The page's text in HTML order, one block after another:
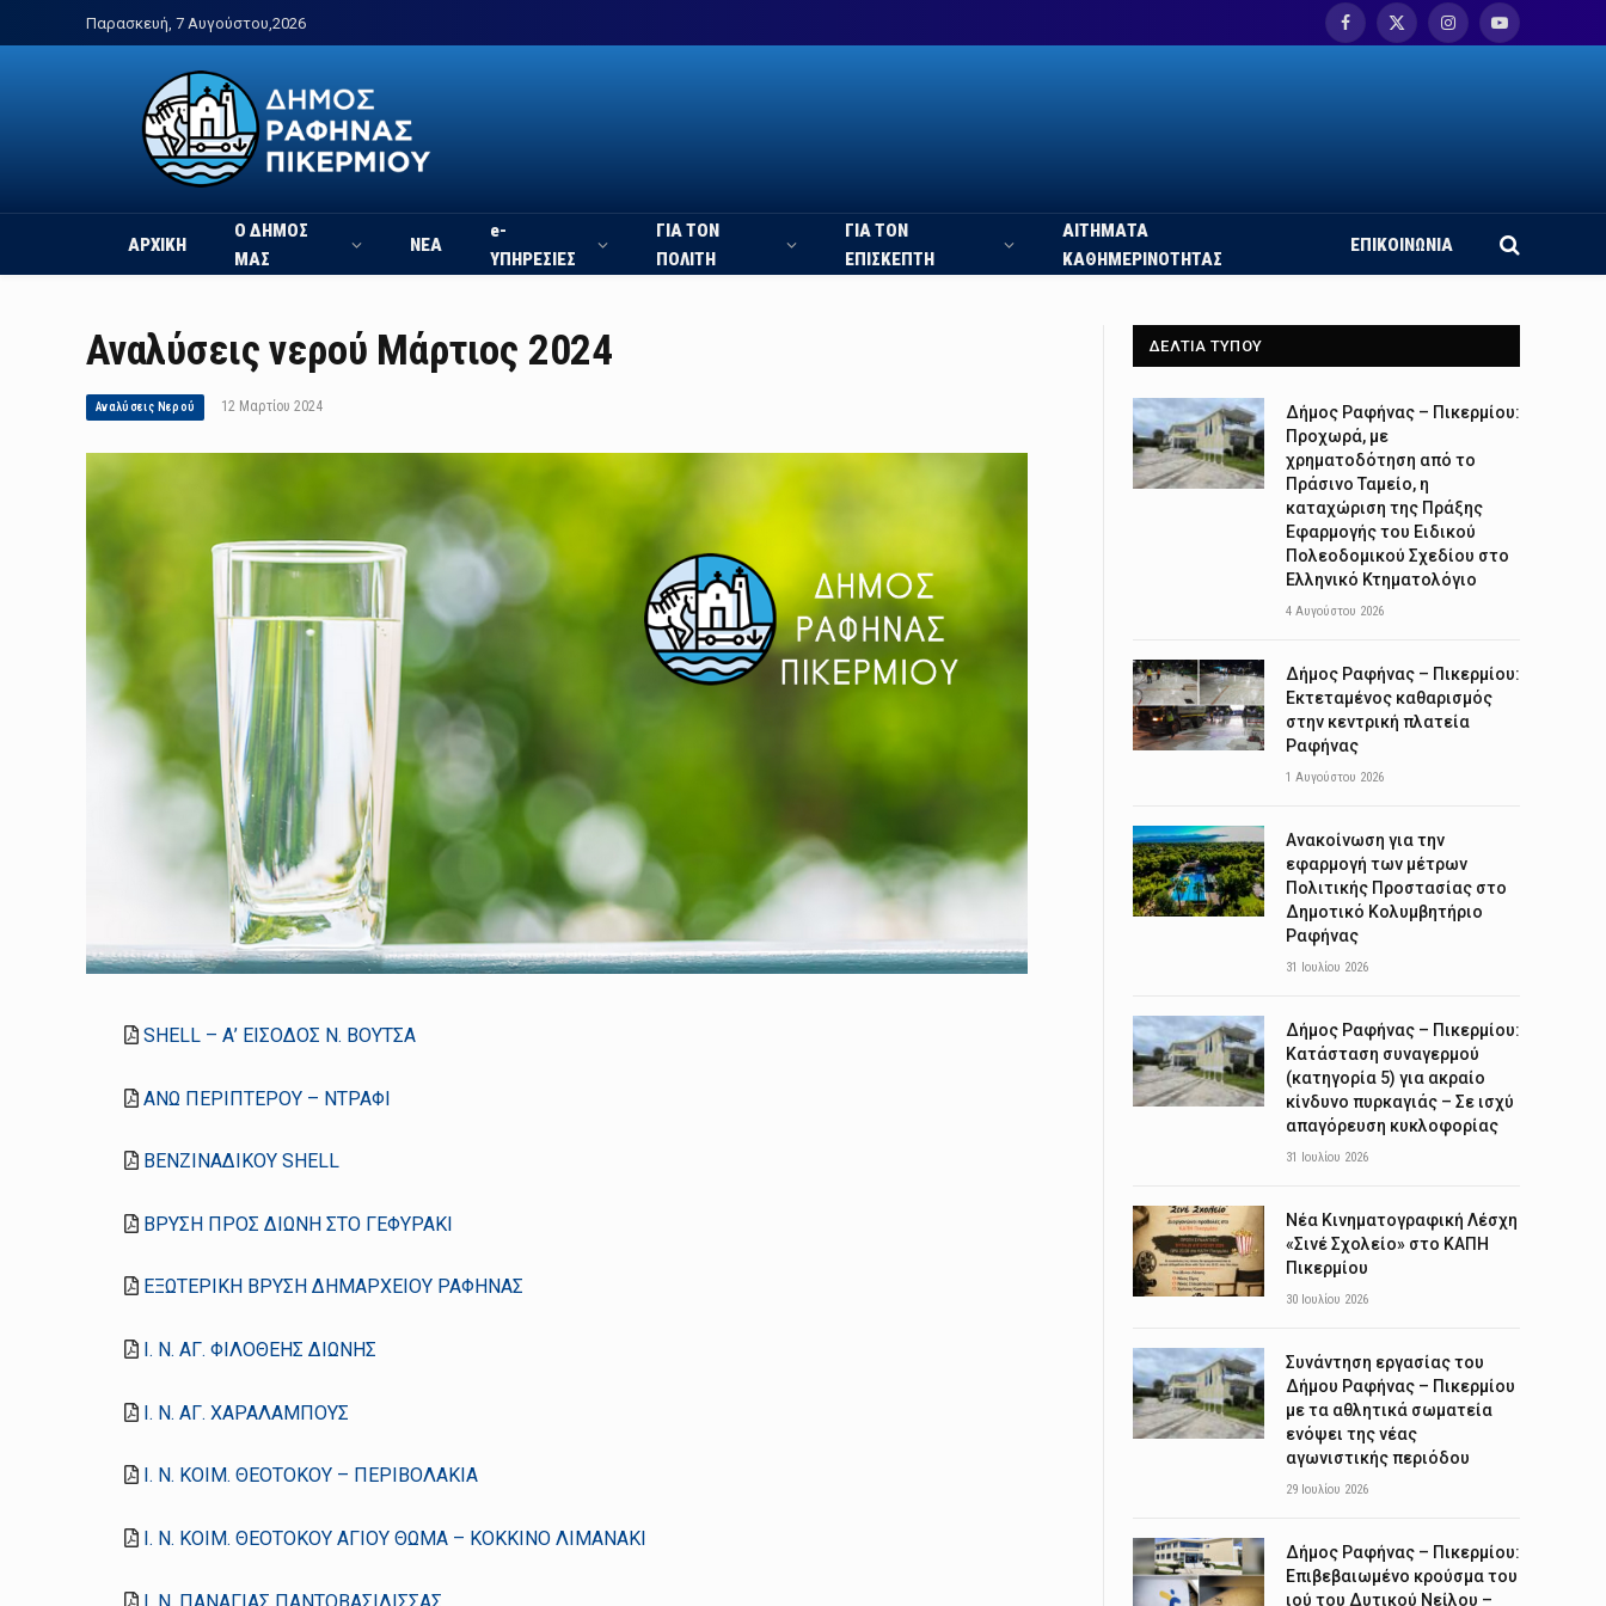
Παρασκευή, 7 Αυγούστου,2026
Facebook
X
InstagramYouTube
ΑΡΧΙΚΗ
Ο ΔΗΜΟΣ
ΜΑΣ
ΝΕΑ
e-
ΥΠΗΡΕΣΙΕΣ
ΓΙΑ ΤΟΝ
ΠΟΛΙΤΗ
ΓΙΑ ΤΟΝ
ΕΠΙΣΚΕΠΤΗ
ΑΙΤΗΜΑΤΑ
ΚΑΘΗΜΕΡΙΝΟΤΗΤΑΣ
ΕΠΙΚΟΙΝΩΝΙΑ
Αναλύσεις νερού Μάρτιος 2024
Αναλύσεις Νερού 12 Μαρτίου 2024
SHELL – Α’ ΕΙΣΟΔΟΣ Ν. ΒΟΥΤΣΑ
ΑΝΩ ΠΕΡΙΠΤΕΡΟΥ – ΝΤΡΑΦΙ
ΒΕΝΖΙΝΑΔΙΚΟΥ SHELL
ΒΡΥΣΗ ΠΡΟΣ ΔΙΩΝΗ ΣΤΟ ΓΕΦΥΡΑΚΙ
ΕΞΩΤΕΡΙΚΗ ΒΡΥΣΗ ΔΗΜΑΡΧΕΙΟΥ ΡΑΦΗΝΑΣ
Ι. Ν. ΑΓ. ΦΙΛΟΘΕΗΣ ΔΙΩΝΗΣ
Ι. Ν. ΑΓ. ΧΑΡΑΛΑΜΠΟΥΣ
Ι. Ν. ΚΟΙΜ. ΘΕΟΤΟΚΟΥ – ΠΕΡΙΒΟΛΑΚΙΑ
Ι. Ν. ΚΟΙΜ. ΘΕΟΤΟΚΟΥ ΑΓΙΟΥ ΘΩΜΑ – ΚΟΚΚΙΝΟ ΛΙΜΑΝΑΚΙ
Ι. Ν. ΠΑΝΑΓΙΑΣ ΠΑΝΤΟΒΑΣΙΛΙΣΣΑΣ
ΔΕΛΤΙΑ ΤΥΠΟΥ
Δήμος Ραφήνας – Πικερμίου:
Προχωρά, με
χρηματοδότηση από το
Πράσινο Ταμείο, η
καταχώριση της Πράξης
Εφαρμογής του Ειδικού
Πολεοδομικού Σχεδίου στο
Ελληνικό Κτηματολόγιο
4 Αυγούστου 2026
Δήμος Ραφήνας – Πικερμίου:
Εκτεταμένος καθαρισμός
στην κεντρική πλατεία
Ραφήνας
1 Αυγούστου 2026
Ανακοίνωση για την
εφαρμογή των μέτρων
Πολιτικής Προστασίας στο
Δημοτικό Κολυμβητήριο
Ραφήνας
31 Ιουλίου 2026
Δήμος Ραφήνας – Πικερμίου:
Κατάσταση συναγερμού
(κατηγορία 5) για ακραίο
κίνδυνο πυρκαγιάς – Σε ισχύ
απαγόρευση κυκλοφορίας
31 Ιουλίου 2026
Νέα Κινηματογραφική Λέσχη
«Σινέ Σχολείο» στο ΚΑΠΗ
Πικερμίου
30 Ιουλίου 2026
Συνάντηση εργασίας του
Δήμου Ραφήνας – Πικερμίου
με τα αθλητικά σωματεία
ενόψει της νέας
αγωνιστικής περιόδου
29 Ιουλίου 2026
Δήμος Ραφήνας – Πικερμίου:
Επιβεβαιωμένο κρούσμα του
ιού του Δυτικού Νείλου –